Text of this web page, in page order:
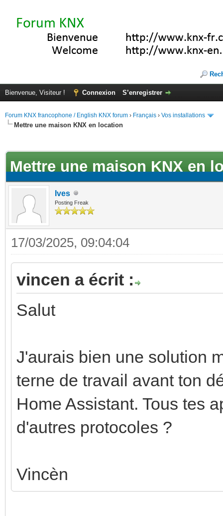
Bienvenue, Visiteur ! Connexion S’enregistrer
Forum KNX francophone / English KNX forum › Français › Vos installations
Mettre une maison KNX en location
Mettre une maison KNX en
Ives
Posting Freak
17/03/2025, 09:04:04
vincen a écrit :
Salut
J'aurais bien une solution
terne de travail avant ton
Home Assistant. Tous tes
d'autres protocoles ?
Vincèn